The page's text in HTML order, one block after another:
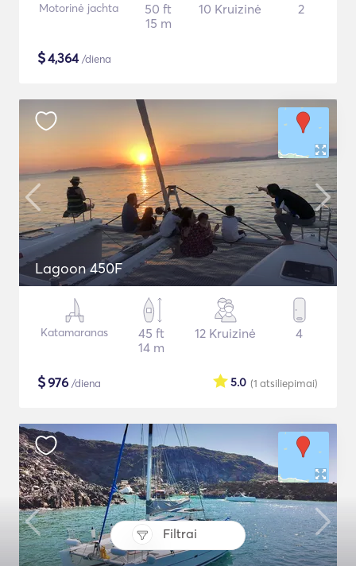
Filtrai
Motorinė jachta
50 ft
15 m
10 Kruizinė 2
$4,364/diena
Lagoon 450F
Katamaranas
45 ft
14 m
12 Kruizinė 4
$976 /diena (1 atsiliepimai)
5.0